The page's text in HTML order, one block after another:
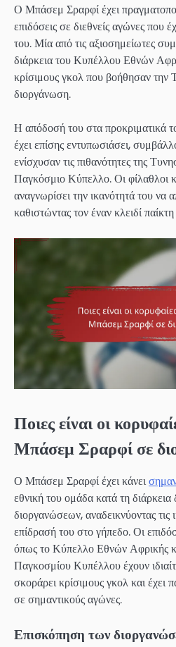
Ο Μπάσεμ Σραρφί έχει
επιδόσεις σε διεθνείς αγώνες που
του. Μία από τις αξιοσημείωτες
διάρκεια του Κυπέλλου Εθνών
κρίσιμους γκολ που βοήθησαν την
διοργάνωση.
Η απόδοσή του στα προκριματικά
έχει επίσης εντυπωσιάσει,
ενίσχυσαν τις πιθανότητες της
Παγκόσμιο Κύπελλο. Οι φίλαθλοι
αναγνωρίσει την ικανότητά του να
καθιστώντας τον έναν κλειδί
Ποιες είναι οι
Μπάσεμ Σραρφί σε
Ο Μπάσεμ Σραρφί έχει κάνει
εθνική του ομάδα κατά τη
διοργανώσεων, αναδεικνύοντας τις
επίδρασή του στο γήπεδο. Οι
όπως το Κύπελλο Εθνών Αφρικής
Παγκοσμίου Κυπέλλου έχουν
σκοράρει κρίσιμους γκολ και έχει
σε σημαντικούς αγώνες.
Επισκόπηση των